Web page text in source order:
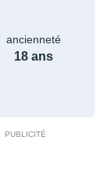
ancienneté
18 ans